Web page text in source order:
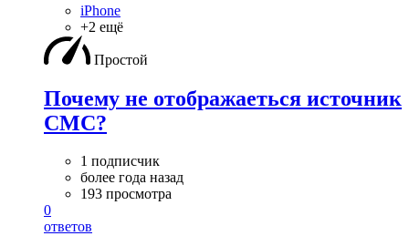
iPhone
+2 ещё
Простой
Почему не отображаеться источник
СМС?
1 подписчик
более года назад
193 просмотра
0
ответов